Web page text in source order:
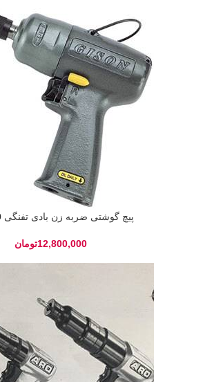
پیچ گوشتی ضربه زن بادی تفنگی GP-950
تومان